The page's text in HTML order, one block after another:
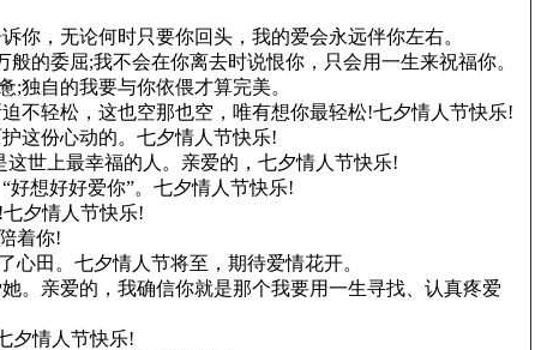
，无论何时只要你回头，我的爱会永远伴你左右。
的委屈;我不会在你离去时说恨你，只会用一生来祝福你。
独自的我要与你依偎才算完美。
不轻松，这也空那也空，唯有想你最轻松!七夕情人节快乐!
这份心动的。七夕情人节快乐!
世上最幸福的人。亲爱的，七夕情人节快乐!
想好好爱你”。七夕情人节快乐!
夕情人节快乐!
着你!
田。七夕情人节将至，期待爱情花开。
。亲爱的，我确信你就是那个我要用一生寻找、认真疼爱
夕情人节快乐!